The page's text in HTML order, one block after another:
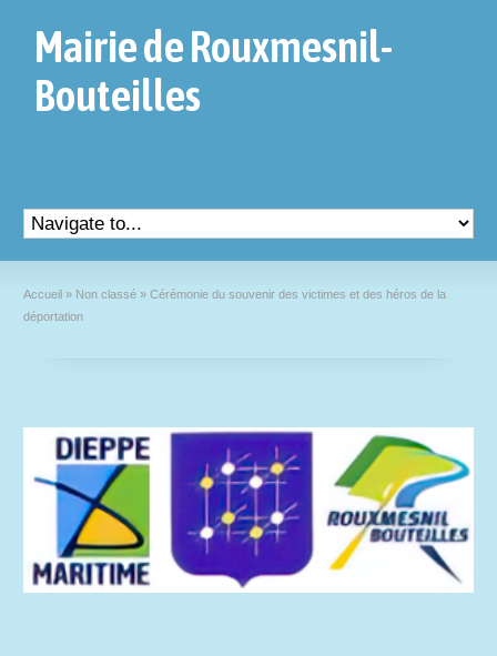
Mairie de Rouxmesnil-
Bouteilles
Accueil » Non classé » Cérémonie du souvenir des victimes et des héros de la
déportation